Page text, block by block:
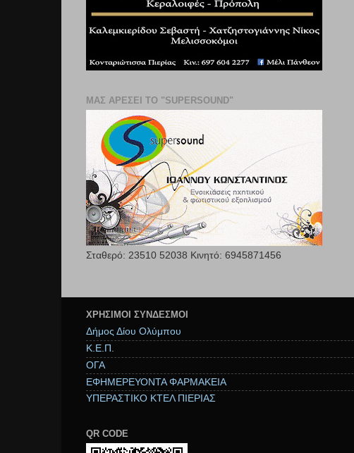
ΜΑΣ ΑΡΕΣΕΙ ΤΟ "SUPERSOUND"
Σταθερό: 23510 52038 Κινητό: 6945871456
ΧΡΉΣΙΜΟΙ ΣΥΝΔΕΣΜΟΙ
Δήμος Δίου Ολύμπου
Κ.Ε.Π.
ΟΓΑ
ΕΦΗΜΕΡΕΥΟΝΤΑ ΦΑΡΜΑΚΕΙΑ
ΥΠΕΡΑΣΤΙΚΟ ΚΤΕΛ ΠΙΕΡΙΑΣ
QR CODE